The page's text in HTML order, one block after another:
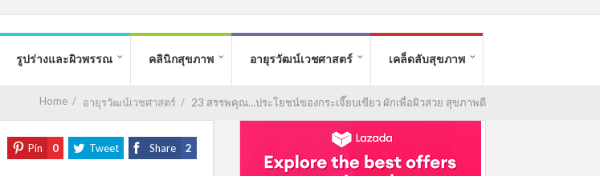
รูปร่างและผิวพรรณ คลินิกสุขภาพ อายุรวัฒน์เวชศาสตร์ เคล็ดลับสุขภาพ
Home / อายุรวัฒน์เวชศาสตร์ / 23 สรรพคุณ…ประโยชน์ของกระเจี๊ยบเขียว ผักเพื่อผิวสวย สุขภาพดี
Share 2
Tweet
Pin 0